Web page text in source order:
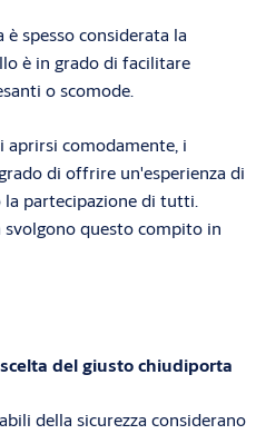
spesso considerata la
è in grado di facilitare
o scomode.
aprirsi comodamente, i
di offrire un'esperienza di
la partecipazione di tutti.
questo compito in
del giusto chiudiporta
della sicurezza considerano